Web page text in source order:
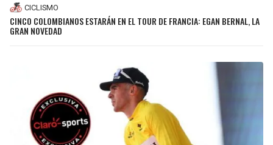
CICLISMO
CINCO COLOMBIANOS ESTARÁN EN EL TOUR DE FRANCIA: EGAN BERNAL, LA
GRAN NOVEDAD